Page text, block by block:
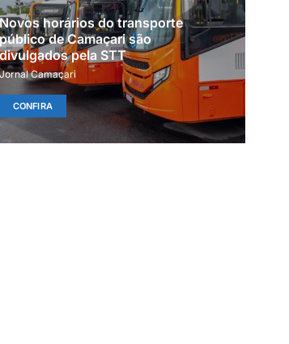
horários do transporte
de Camaçari são
pela STT
Camaçari
CONFIRA